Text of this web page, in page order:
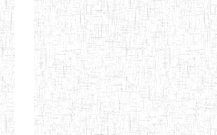
FULL GOSPEL
BTTC MBENGWI
02/10/1998 ENIEG
BAPTIST
TEACHERS
TRAINING
COLLEGE
08/08/1983 ENIEG
KENCHOLIA
15/09/2015 ENIEG